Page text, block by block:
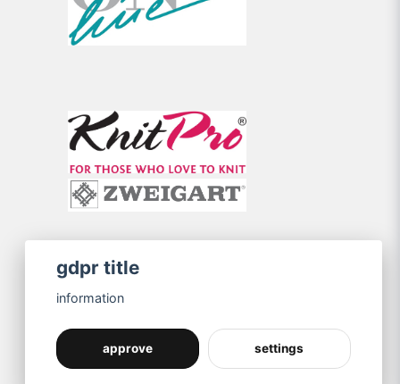
gdpr title
information
approve settings